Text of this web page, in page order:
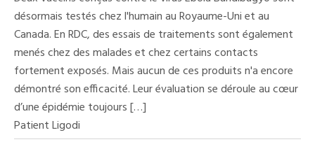
désormais testés chez l'humain au Royaume-Uni et au
Canada. En RDC, des essais de traitements sont également
menés chez des malades et chez certains contacts
fortement exposés. Mais aucun de ces produits n'a encore
démontré son efficacité. Leur évaluation se déroule au cœur
d’une épidémie toujours […]
Patient Ligodi